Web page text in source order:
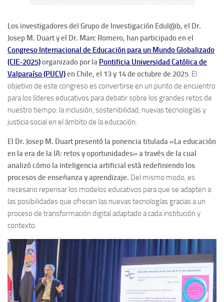
Los investigadores del Grupo de Investigación Edul@b, el Dr.
Josep M. Duart y el Dr. Marc Romero, han participado en el
Congreso Internacional de Educación para un Mundo Globalizado
(CIE-2025)organizado por la Pontificia Universidad Católica de
Valparaíso (PUCV)en Chile, el 13 y 14 de octubre de 2025. El
objetivo de este congreso es convertirse en un punto de encuentro
para los líderes educativos para debatir sobre los grandes retos de
nuestro tiempo: la inclusión, sostenibilidad, nuevas tecnologías y
justicia social en el ámbito de la educación.
El Dr. Josep M. Duart presentó la ponencia titulada «La educación
en la era de la IA: retos y oportunidades» a través de la cual
analizó cómo la inteligencia artificial está redefiniendo los
procesos de enseñanza y aprendizaje. Del mismo modo, es
necesario repensar los modelos educativos para que se adapten a
las posibilidades que ofrecen las nuevas tecnologías gracias a un
proceso de transformación digital adaptado a cada institución y
contexto.